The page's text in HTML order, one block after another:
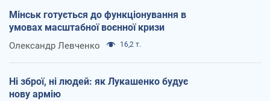
Мінськ готується до функціонування в
умовах масштабної воєнної кризи
Олександр Левченко 16,2 т.
Ні зброї, ні людей: як Лукашенко будує
нову армію